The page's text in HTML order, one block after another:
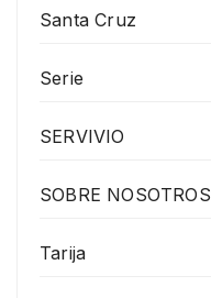
Santa Cruz
Serie
SERVIVIO
SOBRE NOSOTROS
Tarija